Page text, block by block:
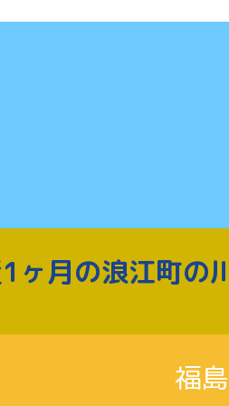
ヶ月の浪江町の
福